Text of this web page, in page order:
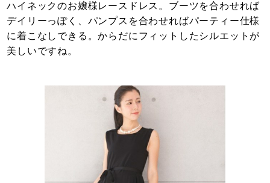
ハイネックのお嬢様レースドレス。ブーツを合わせれば
デイリーっぽく、パンプスを合わせればパーティー仕様
に着こなしできる。からだにフィットしたシルエットが
美しいですね。